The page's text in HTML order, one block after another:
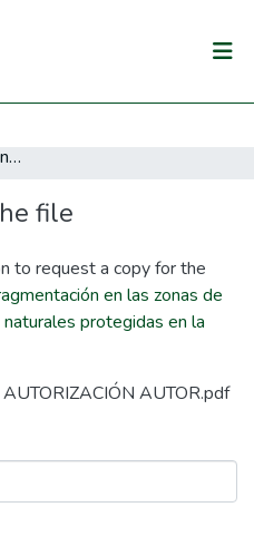
Patrones de fragmentación en las zonas de amortiguamiento de las áreas naturales protegidas en la región San Martín, Perú
file
to request a copy for the
en las zonas de
protegidas en la
AUTOR.pdf